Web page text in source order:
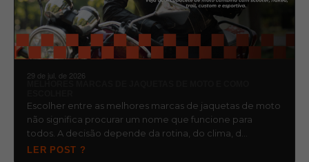
29 de jul. de 2026
Escolher entre as melhores marcas de jaquetas de moto
não significa procurar um nome que funcione para
todos. A decisão depende da rotina, do clima, d…
LER POST ?